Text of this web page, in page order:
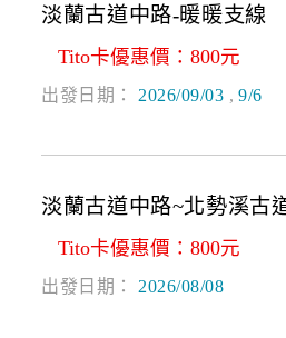
淡蘭古道中路-暖暖支線
Tito卡優惠價：800元
出發日期： 2026/09/03 ,9/6
淡蘭古道中路~北勢溪古
Tito卡優惠價：800元
出發日期： 2026/08/08